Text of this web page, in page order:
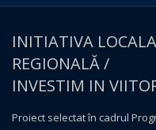
INITIATIVA
REGIONALĂ /
INVESTIM IN
Proiect selectat în cadrul